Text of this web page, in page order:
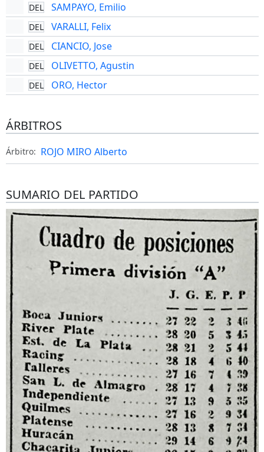
DEL SAMPAYO, Emilio
DEL VARALLI, Felix
DEL CIANCIO, Jose
DEL OLIVETTO, Agustin
DEL ORO, Hector
ÁRBITROS
Árbitro: ROJO MIRO Alberto
SUMARIO DEL PARTIDO